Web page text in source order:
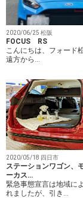
2020/06/25 松阪
FOCUS RS
こんにちは、フォード
遠方から…
2020/05/18 四日市
ステーションワゴン、
ーカス…
緊急事態宣言は地域に
れましたが、引き…